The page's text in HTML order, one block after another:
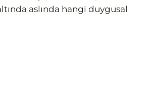
aslında hangi duygusal